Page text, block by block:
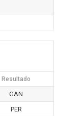
Resultado
GAN
PER